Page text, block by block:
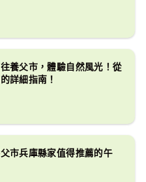
養父市，體驗自然風光！從
詳細指南！
市兵庫縣家值得推薦的午